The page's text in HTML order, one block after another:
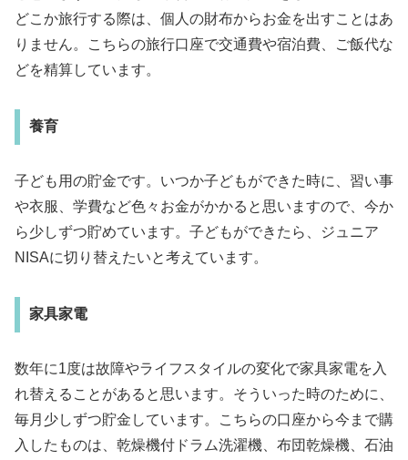
どこか旅行する際は、個人の財布からお金を出すことはあ
りません。こちらの旅行口座で交通費や宿泊費、ご飯代な
どを精算しています。
養育
子ども用の貯金です。いつか子どもができた時に、習い事
や衣服、学費など色々お金がかかると思いますので、今か
ら少しずつ貯めています。子どもができたら、ジュニア
NISAに切り替えたいと考えています。
家具家電
数年に1度は故障やライフスタイルの変化で家具家電を入
れ替えることがあると思います。そういった時のために、
毎月少しずつ貯金しています。こちらの口座から今まで購
入したものは、乾燥機付ドラム洗濯機、布団乾燥機、石油